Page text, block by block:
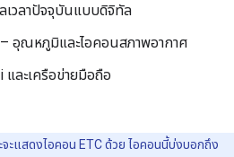
เวลาปัจจุบันแบบดิจิทัล
– อุณหภูมิและไอคอนสภาพอากาศ
และเครือข่ายมือถือ
ะแสดงไอคอน ETC ด้วย ไอคอนนี้บ่งบอกถึง